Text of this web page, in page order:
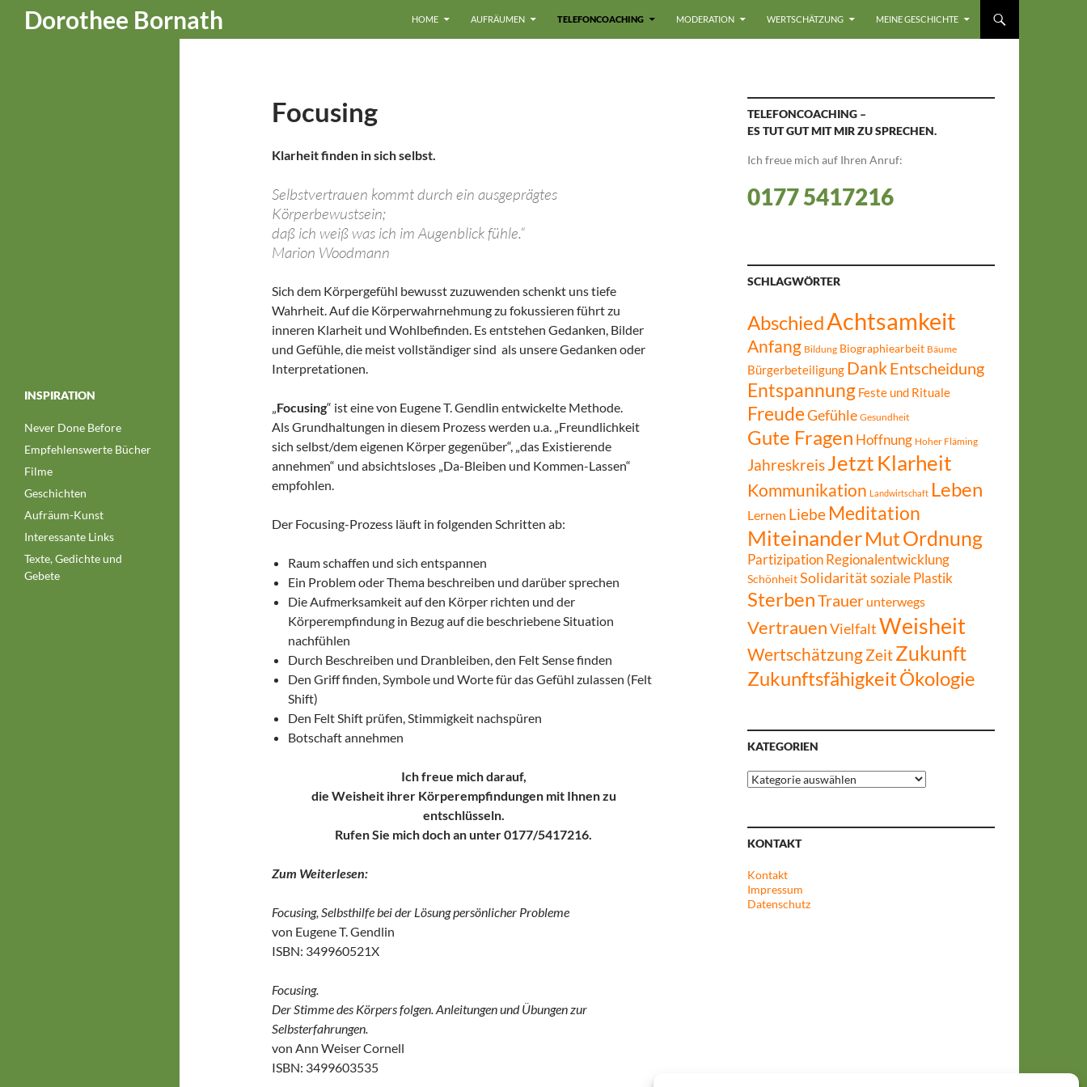
Dorothee Bornath
Suchen
HOME AUFRÄUMEN TELEFONCOACHING MODERATION WERTSCHÄTZUNG MEINE GESCHICHTE
Focusing
Klarheit finden in sich selbst.
Selbstvertrauen kommt durch ein ausgeprägtes
Körperbewustsein;
daß ich weiß was ich im Augenblick fühle.“
Marion Woodmann
Sich dem Körpergefühl bewusst zuzuwenden schenkt uns tiefe
Wahrheit. Auf die Körperwahrnehmung zu fokussieren führt zu
inneren Klarheit und Wohlbefinden. Es entstehen Gedanken, Bilder
und Gefühle, die meist vollständiger sind als unsere Gedanken oder
Interpretationen.
„Focusing“ ist eine von Eugene T. Gendlin entwickelte Methode.
Als Grundhaltungen in diesem Prozess werden u.a. „Freundlichkeit
sich selbst/dem eigenen Körper gegenüber“, „das Existierende
annehmen“ und absichtsloses „Da-Bleiben und Kommen-Lassen“
empfohlen.
Der Focusing-Prozess läuft in folgenden Schritten ab:
Raum schaffen und sich entspannen
Ein Problem oder Thema beschreiben und darüber sprechen
Die Aufmerksamkeit auf den Körper richten und der
Körperempfindung in Bezug auf die beschriebene Situation
nachfühlen
Durch Beschreiben und Dranbleiben, den Felt Sense finden
Den Griff finden, Symbole und Worte für das Gefühl zulassen (Felt
Shift)
Den Felt Shift prüfen, Stimmigkeit nachspüren
Botschaft annehmen
Ich freue mich darauf,
die Weisheit ihrer Körperempfindungen mit Ihnen zu
entschlüsseln.
Rufen Sie mich doch an unter 0177/5417216.
Zum Weiterlesen:
Focusing, Selbsthilfe bei der Lösung persönlicher Probleme
von Eugene T. Gendlin
ISBN: 349960521X
Focusing.
Der Stimme des Körpers folgen. Anleitungen und Übungen zur
Selbsterfahrungen.
von Ann Weiser Cornell
ISBN: 3499603535
TELEFONCOACHING –
ES TUT GUT MIT MIR ZU SPRECHEN.
Ich freue mich auf Ihren Anruf:
0177 5417216
SCHLAGWÖRTER
AbschiedAchtsamkeit
Anfang Bildung Biographiearbeit Bäume
Bürgerbeteiligung DankEntscheidung
Entspannung Feste und Rituale
FreudeGefühle Gesundheit
Gute Fragen Hoffnung Hoher Fläming
JahreskreisJetzt Klarheit
Kommunikation Landwirtschaft Leben
Lernen Liebe Meditation
MiteinanderMutOrdnung
Partizipation Regionalentwicklung
SchönheitSolidarität soziale Plastik
SterbenTrauer unterwegs
VertrauenVielfaltWeisheit
WertschätzungZeitZukunft
ZukunftsfähigkeitÖkologie
KATEGORIEN
Kategorien
KONTAKT
Kontakt
Impressum
Datenschutz
INSPIRATION
Never Done Before
Empfehlenswerte Bücher
Filme
Geschichten
Aufräum-Kunst
Interessante Links
Texte, Gedichte und
Gebete